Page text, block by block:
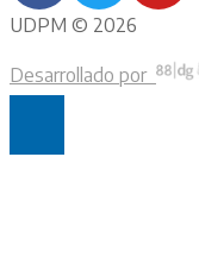
UDPM © 2026
Desarrollado por